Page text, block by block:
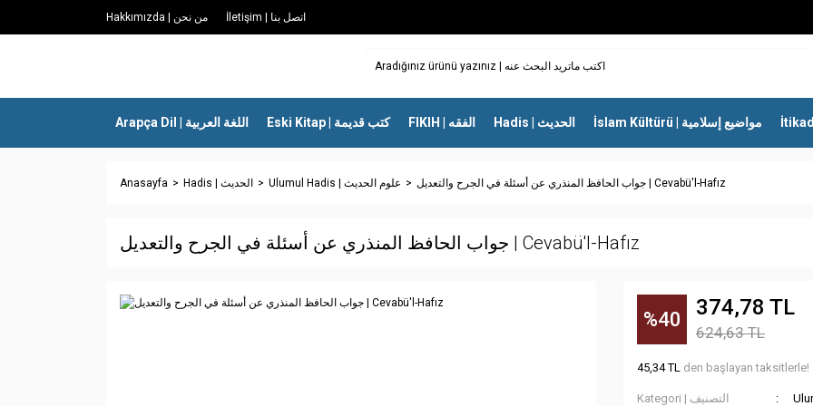
Hakkımızda | من نحن İletişim | اتصل بنا
Arapça Dil | اللغة العربية Eski Kitap | كتب قديمة FIKIH | الفقه Hadis | الحديث İslam Kültürü | مواضيع إسلامية
Anasayfa Hadis | الحديث Ulumul Hadis | علوم الحديث جواب الحافظ المنذري عن أسئلة في الجرح والتعديل | Cevabü'l-Hafız
جواب الحافظ المنذري عن أسئلة في الجرح والتعديل | Cevabü'l-Hafız
%40 374,78 TL
624,63 TL
45,34 TL den başlayan taksitlerle!
Kategori | التصنيف